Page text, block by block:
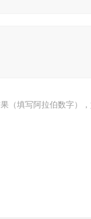
（填写阿拉伯数字）